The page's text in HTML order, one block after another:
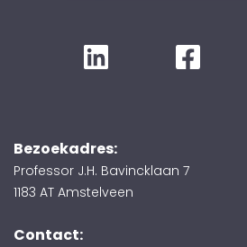
Bezoekadres:
Professor J.H. Bavincklaan 7
1183 AT Amstelveen
Contact: